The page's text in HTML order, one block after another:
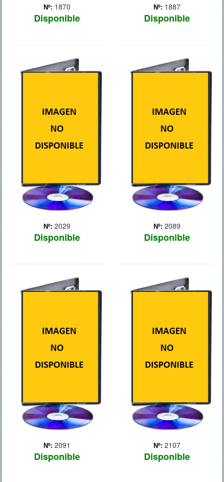
Nº: 1870
Disponible
Nº: 1887
Disponible
Nº: 2029
Disponible
Nº: 2089
Disponible
Nº: 2091
Disponible
Nº: 2107
Disponible